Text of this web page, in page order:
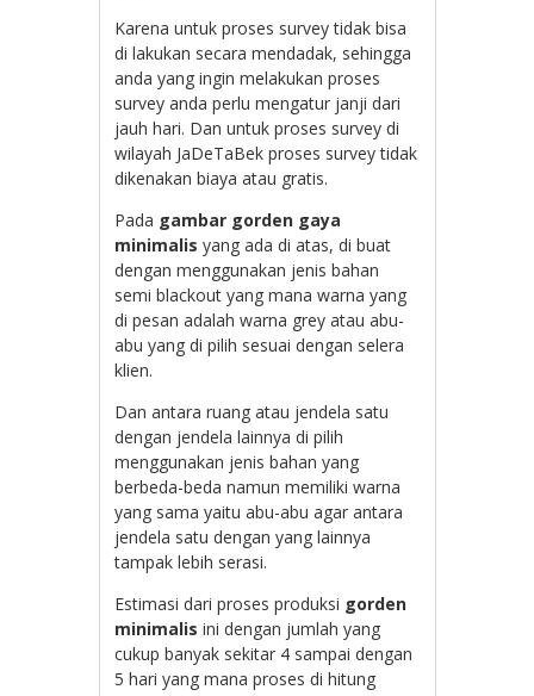
Karena untuk proses survey tidak bisa
di lakukan secara mendadak, sehingga
anda yang ingin melakukan proses
survey anda perlu mengatur janji dari
jauh hari. Dan untuk proses survey di
wilayah JaDeTaBek proses survey tidak
dikenakan biaya atau gratis.
Pada gambar gorden gaya
minimalis yang ada di atas, di buat
dengan menggunakan jenis bahan
semi blackout yang mana warna yang
di pesan adalah warna grey atau abu-
abu yang di pilih sesuai dengan selera
klien.
Dan antara ruang atau jendela satu
dengan jendela lainnya di pilih
menggunakan jenis bahan yang
berbeda-beda namun memiliki warna
yang sama yaitu abu-abu agar antara
jendela satu dengan yang lainnya
tampak lebih serasi.
Estimasi dari proses produksi gorden
minimalis ini dengan jumlah yang
cukup banyak sekitar 4 sampai dengan
5 hari yang mana proses di hitung